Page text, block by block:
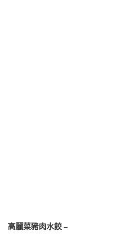
高麗菜豬肉水餃 –